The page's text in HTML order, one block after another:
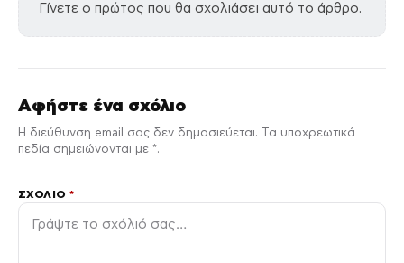
Γίνετε ο πρώτος που θα σχολιάσει αυτό το άρθρο.
Αφήστε ένα σχόλιο
Η διεύθυνση email σας δεν δημοσιεύεται. Τα υποχρεωτικά
πεδία σημειώνονται με *.
ΣΧΌΛΙΟ*